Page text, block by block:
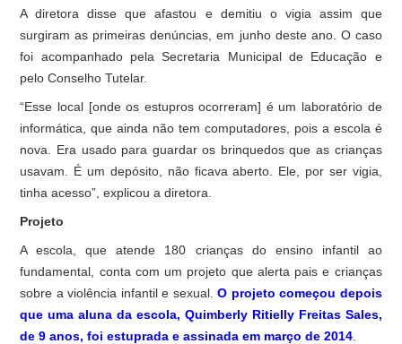
A diretora disse que afastou e demitiu o vigia assim que
surgiram as primeiras denúncias, em junho deste ano. O caso
foi acompanhado pela Secretaria Municipal de Educação e
pelo Conselho Tutelar.
“Esse local [onde os estupros ocorreram] é um laboratório de
informática, que ainda não tem computadores, pois a escola é
nova. Era usado para guardar os brinquedos que as crianças
usavam. É um depósito, não ficava aberto. Ele, por ser vigia,
tinha acesso”, explicou a diretora.
Projeto
A escola, que atende 180 crianças do ensino infantil ao
fundamental, conta com um projeto que alerta pais e crianças
sobre a violência infantil e sexual.O projeto começou depois
que uma aluna da escola, Quimberly Ritielly Freitas Sales,
de 9 anos, foi estuprada e assinada em março de 2014